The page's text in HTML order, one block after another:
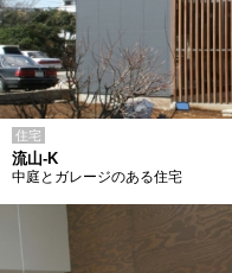
住宅
流山-K
中庭とガレージのある住宅